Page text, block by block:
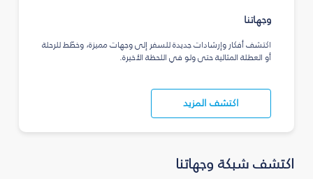
وجهاتنا
اكتشف أفكار وإرشادات جديدة للسفر إلى وجهات مميزة، وخطّط للرحلة
أو العطلة المثالية حتى ولو في اللحظة الأخيرة.
اكتشف المزيد
اكتشف شبكة وجهاتنا